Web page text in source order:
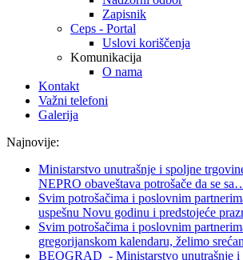
Zapisnik
Ceps - Portal
Uslovi koriščenja
Komunikacija
O nama
Kontakt
Važni telefoni
Galerija
Najnovije:
Ministarstvo unutrašnje i spoljne
NEPRO obaveštava potrošače da se sa
Svim potrošačima i poslovnim
uspešnu Novu godinu i predstojeće
Svim potrošačima i poslovnim
gregorijanskom kalendaru, želimo
BEOGRAD - Ministarstvo unutrašnje i